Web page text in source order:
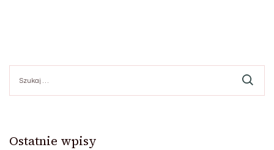
Ostatnie wpisy